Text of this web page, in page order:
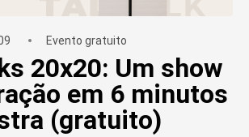
Evento gratuito
20x20: Um show
em 6 minutos
(gratuito)